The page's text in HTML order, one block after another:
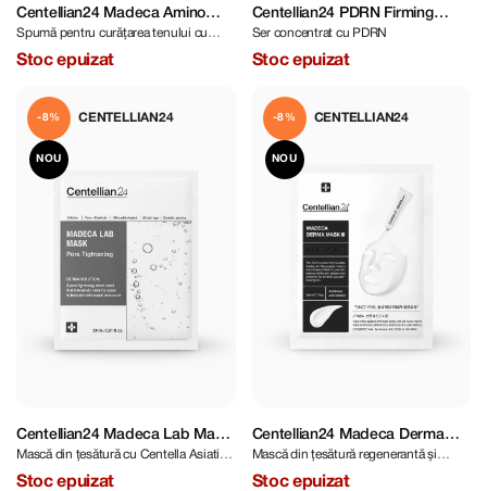
Centellian24 Madeca Amino
Acid Cleansing Foam 160 g
Spumă pentru curățarea tenului cu
aminoacizi
Stoc epuizat
Centellian24 PDRN Firming
Boosting Ampoule 30 ml
Ser concentrat cu PDRN
Stoc epuizat
CENTELLIAN24
-8%
NOU
Centellian24 Madeca Lab Mask
Pore Tightening 24 ml
Mască din țesătură cu Centella Asiatica
pentru minimizarea porilor
Stoc epuizat
CENTELLIAN24
-8%
NOU
Centellian24 Madeca Derma
Mask Intensive Formula 23 ml
Mască din țesătură regenerantă și
hidratantă
Stoc epuizat